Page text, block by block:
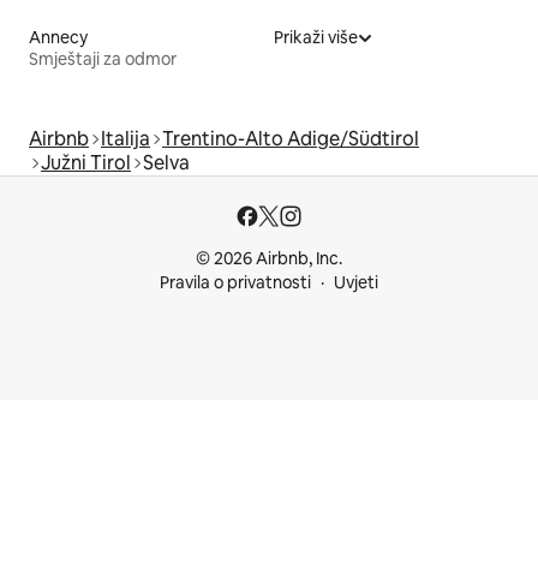
Annecy
Smještaji za odmor
Prikaži više
Airbnb Italija Trentino-Alto Adige/Südtirol
Južni Tirol Selva
© 2026 Airbnb, Inc.
Pravila o privatnosti
Uvjeti